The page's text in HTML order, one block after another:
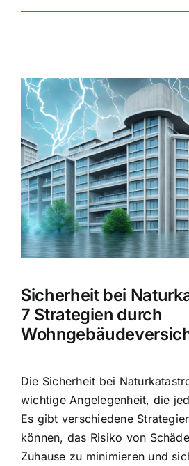
Lebensversicherung
Hundekrankenversicherung
Hausratversicherung
Berufsunfähigkeitsversicherung
Weitere Tarifvergleiche
Hilfe und Kontakt
Zeige
grösseres
Bild
Sicherheit bei
7 Strategien durch
Die Sicherheit bei
wichtige Angelegenheit, die
Es gibt verschiedene
können, das Risiko von
Zuhause zu minimieren und